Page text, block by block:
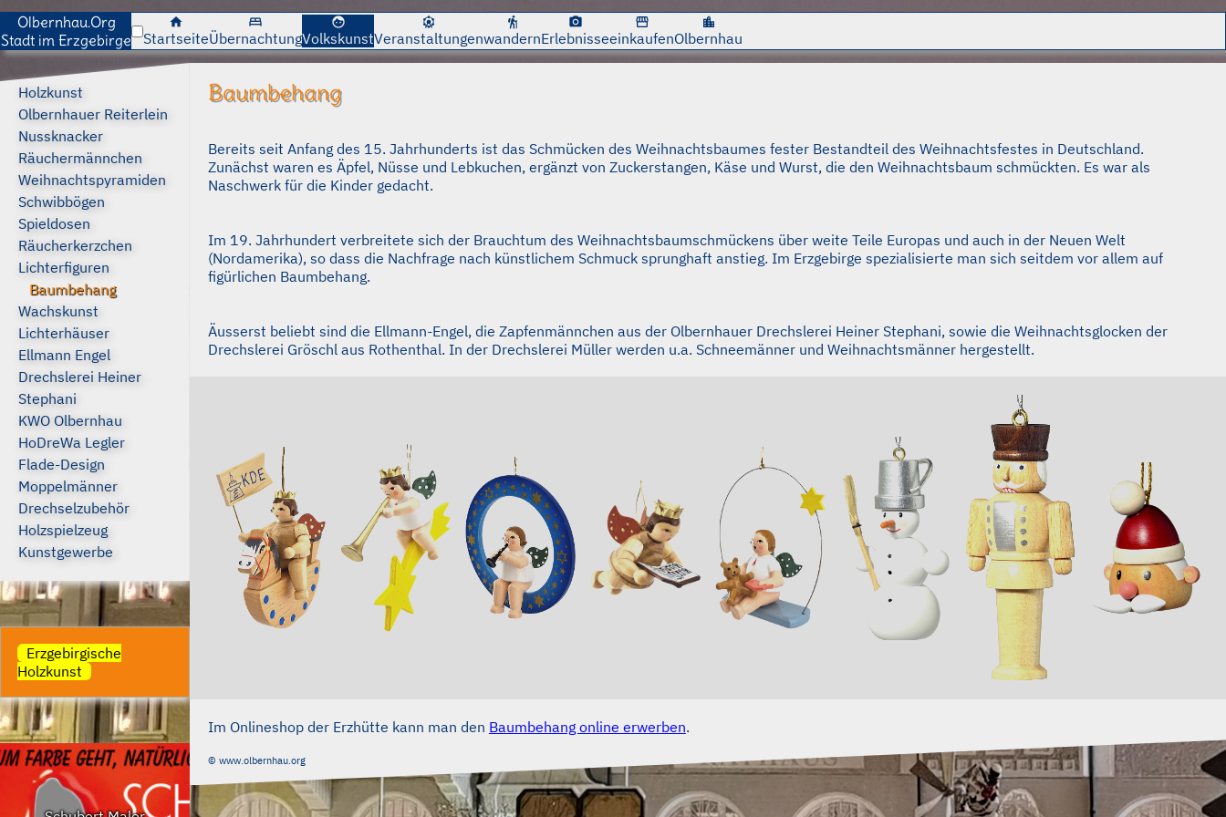
Olbernhau.Org
Stadt im Erzgebirge
home
Startseite
bed
Übernachtung
face
Volkskunst
attractions
Veranstaltungen
hiking
wandern
photo_camera
Erlebnisse
storefront
einkaufen
location_city
Olbernhau
Holzkunst
Olbernhauer Reiterlein
Nussknacker
Räuchermännchen
Weihnachtspyramiden
Schwibbögen
Spieldosen
Räucherkerzchen
Lichterfiguren
Baumbehang
Wachskunst
Lichterhäuser
Ellmann Engel
Drechslerei Heiner
Stephani
KWO Olbernhau
HoDreWa Legler
Flade-Design
Moppelmänner
Drechselzubehör
Holzspielzeug
Kunstgewerbe
Erzgebirgische
Holzkunst
Baumbehang
Bereits seit Anfang des 15. Jahrhunderts ist das Schmücken des Weihnachtsbaumes fester Bestandteil des Weihnachtsfestes in Deutschland.
Zunächst waren es Äpfel, Nüsse und Lebkuchen, ergänzt von Zuckerstangen, Käse und Wurst, die den Weihnachtsbaum schmückten. Es war als
Naschwerk für die Kinder gedacht.
Im 19. Jahrhundert verbreitete sich der Brauchtum des Weihnachtsbaumschmückens über weite Teile Europas und auch in der Neuen Welt
(Nordamerika), so dass die Nachfrage nach künstlichem Schmuck sprunghaft anstieg. Im Erzgebirge spezialisierte man sich seitdem vor allem auf
figürlichen Baumbehang.
Äusserst beliebt sind die Ellmann-Engel, die Zapfenmännchen aus der Olbernhauer Drechslerei Heiner Stephani, sowie die Weihnachtsglocken der
Drechslerei Gröschl aus Rothenthal. In der Drechslerei Müller werden u.a. Schneemänner und Weihnachtsmänner hergestellt.
Im Onlineshop der Erzhütte kann man den Baumbehang online erwerben.
© www.olbernhau.org